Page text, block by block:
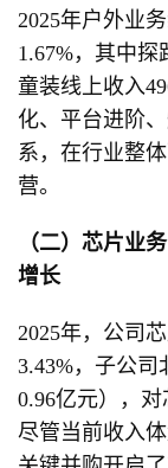
2025年户外业
1.67%，其中
童装线上收入
化、平台进阶
系，在行业整
营。
（二）芯片业
增长
2025年，公司
3.43%，子公
0.96亿元），
尽管当前收入